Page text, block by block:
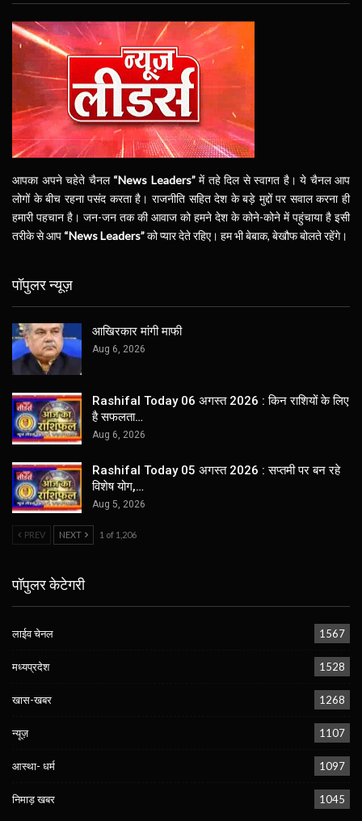
आपका अपने चहेते चैनल “News Leaders”में तहे दिल से स्वागत है। ये चैनल आप
लोगों के बीच रहना पसंद करता है। राजनीति सहित देश के बड़े मुद्दों पर सवाल करना ही
हमारी पहचान है। जन-जन तक की आवाज को हमने देश के कोने-कोने में पहुंचाया है इसी
तरीके से आप “News Leaders”को प्यार देते रहिए। हम भी बेबाक, बेखौफ बोलते रहेंगे।
पॉपुलर न्यूज़
आखिरकार मांगी माफी
Aug 6, 2026
Rashifal Today 06 अगस्त 2026 : किन राशियों के लिए
है सफलता…
Aug 6, 2026
Rashifal Today 05 अगस्त 2026 : सप्तमी पर बन रहे
विशेष योग,…
Aug 5, 2026
PREV NEXT 1 of 1,206
पॉपुलर केटेगरी
लाईव चेनल 1567
मध्यप्रदेश 1528
खास-खबर 1268
न्यूज़ 1107
आस्था- धर्म 1097
निमाड़ खबर 1045